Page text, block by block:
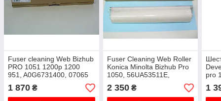
Fuser cleaning Web Bizhub
PRO 1051 1200p 1200
951, A0G6731400, 07065
Beijing Xintron сумісний
1 870 ₴
Fuser Cleaning Web Roller
Konica Minolta Bizhub Pro
1050, 56UA53511E,
56UA53510 оригінал
2 350₴
pro
1